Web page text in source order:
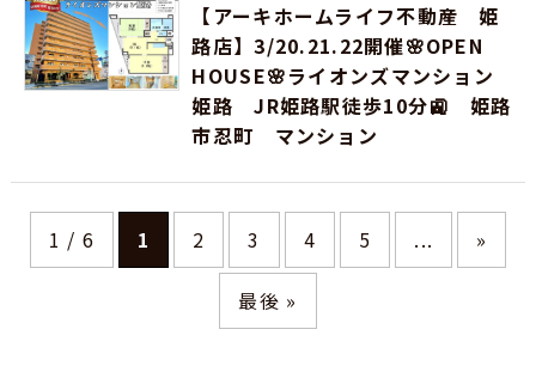
【アーキホームライフ不動産 姫
路店】3/20.21.22開催🌸OPEN
HOUSE🌸ライオンズマンション
姫路 JR姫路駅徒歩10分🚉 姫路
市忍町 マンション
1 / 6 1 2 3 4 5 ... »
最後 »